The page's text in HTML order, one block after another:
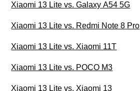
Xiaomi 13 Lite vs. Galaxy A54 5G
Xiaomi 13 Lite vs. Redmi Note 8 Pro
Xiaomi 13 Lite vs. Xiaomi 11T
Xiaomi 13 Lite vs. POCO M3
Xiaomi 13 Lite vs. Xiaomi 13